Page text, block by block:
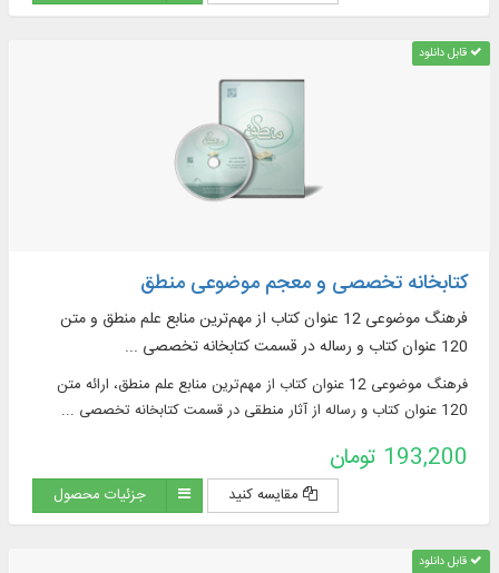
قابل دانلود
کتابخانه تخصصی و معجم موضوعی منطق
فرهنگ موضوعی 12 عنوان کتاب از مهم‌ترین منابع علم منطق و متن
120 عنوان کتاب و رساله در قسمت کتابخانه تخصصی ...
فرهنگ موضوعی 12 عنوان کتاب از مهم‌ترین منابع علم منطق، ارائه متن
120 عنوان کتاب و رساله از آثار منطقی در قسمت کتابخانه تخصصی ...
193,200 تومان
مقایسه کنید جزئیات محصول
قابل دانلود